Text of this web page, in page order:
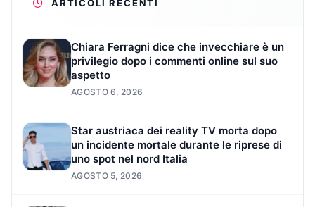
ARTICOLI RECENTI
Chiara Ferragni dice che invecchiare è un
privilegio dopo i commenti online sul suo
aspetto
AGOSTO 6, 2026
Star austriaca dei reality TV morta dopo
un incidente mortale durante le riprese di
uno spot nel nord Italia
AGOSTO 5, 2026